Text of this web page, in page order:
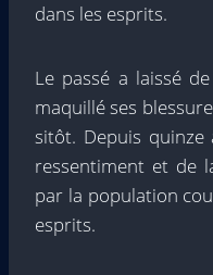
dans les esprits.
Le passé a laissé
maquillé ses
sitôt. Depuis quinze
ressentiment et de
par la population
esprits.